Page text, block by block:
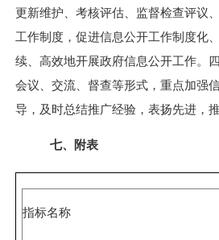
更新维护、考核评估、监督检查评议
工作制度，促进信息公开工作制度化
续、高效地开展政府信息公开工作。
会议、交流、督查等形式，重点加强
导，及时总结推广经验，表扬先进，推
七、附表
指标名称